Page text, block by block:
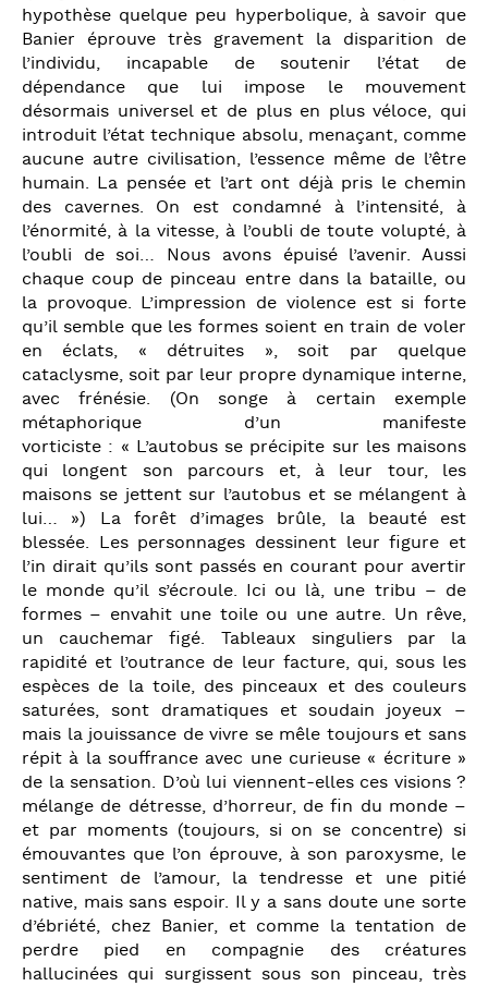
hypothèse quelque peu hyperbolique, à savoir que
Banier éprouve très gravement la disparition de
l’individu, incapable de soutenir l’état de
dépendance que lui impose le mouvement
désormais universel et de plus en plus véloce, qui
introduit l’état technique absolu, menaçant, comme
aucune autre civilisation, l’essence même de l’être
humain. La pensée et l’art ont déjà pris le chemin
des cavernes. On est condamné à l’intensité, à
l’énormité, à la vitesse, à l’oubli de toute volupté, à
l’oubli de soi… Nous avons épuisé l’avenir. Aussi
chaque coup de pinceau entre dans la bataille, ou
la provoque. L’impression de violence est si forte
qu’il semble que les formes soient en train de voler
en éclats, « détruites », soit par quelque
cataclysme, soit par leur propre dynamique interne,
avec frénésie. (On songe à certain exemple
métaphorique d’un manifeste
vorticiste : « L’autobus se précipite sur les maisons
qui longent son parcours et, à leur tour, les
maisons se jettent sur l’autobus et se mélangent à
lui… ») La forêt d’images brûle, la beauté est
blessée. Les personnages dessinent leur figure et
l’in dirait qu’ils sont passés en courant pour avertir
le monde qu’il s’écroule. Ici ou là, une tribu – de
formes – envahit une toile ou une autre. Un rêve,
un cauchemar figé. Tableaux singuliers par la
rapidité et l’outrance de leur facture, qui, sous les
espèces de la toile, des pinceaux et des couleurs
saturées, sont dramatiques et soudain joyeux –
mais la jouissance de vivre se mêle toujours et sans
répit à la souffrance avec une curieuse « écriture »
de la sensation. D’où lui viennent-elles ces visions ?
mélange de détresse, d’horreur, de fin du monde –
et par moments (toujours, si on se concentre) si
émouvantes que l’on éprouve, à son paroxysme, le
sentiment de l’amour, la tendresse et une pitié
native, mais sans espoir. Il y a sans doute une sorte
d’ébriété, chez Banier, et comme la tentation de
perdre pied en compagnie des créatures
hallucinées qui surgissent sous son pinceau, très